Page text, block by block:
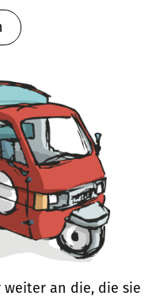
an die, die sie